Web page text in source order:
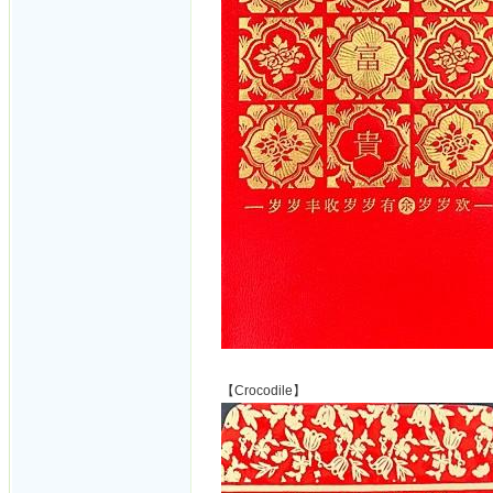
【Crocodile】